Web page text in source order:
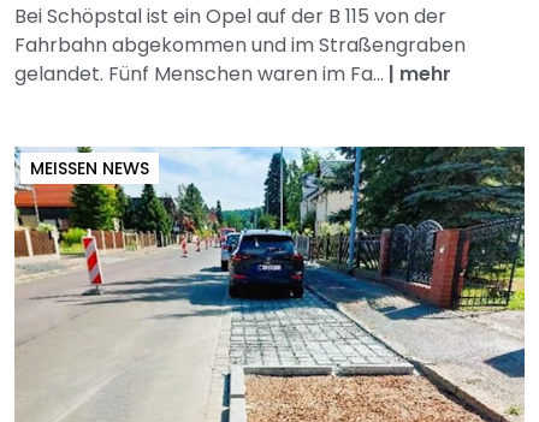
Bei Schöpstal ist ein Opel auf der B 115 von der
Fahrbahn abgekommen und im Straßengraben
gelandet. Fünf Menschen waren im Fa... | mehr
MEISSEN NEWS